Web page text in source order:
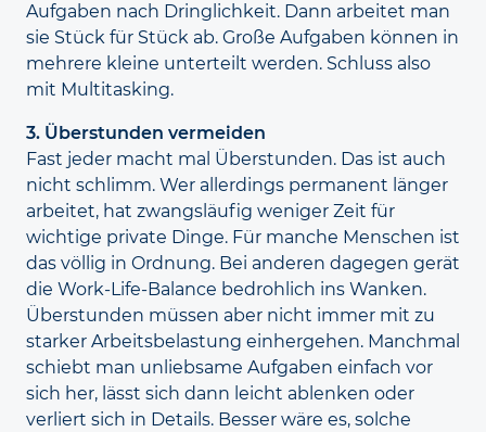
Aufgaben nach Dringlich­keit. Dann arbeitet man
sie Stück für Stück ab. Große Aufgaben können in
mehrere kleine unterteilt werden. Schluss also
mit Multitasking.
3. Überstunden vermeiden
Fast jeder macht mal Über­stunden. Das ist auch
nicht schlimm. Wer allerdings permanent länger
arbeitet, hat zwangs­läufig weniger Zeit für
wichtige private Dinge. Für manche Menschen ist
das völlig in Ordnung. Bei anderen dagegen gerät
die Work-Life-Balance bedrohlich ins Wanken.
Über­stunden müssen aber nicht immer mit zu
starker Arbeits­belastung einhergehen. Manchmal
schiebt man unliebsame Aufgaben einfach vor
sich her, lässt sich dann leicht ablenken oder
verliert sich in Details. Besser wäre es, solche